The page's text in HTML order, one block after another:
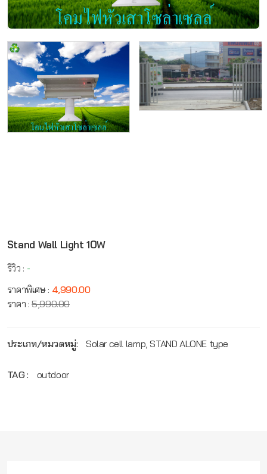
Stand Wall Light 10W
รีวิว : -
ราคาพิเศษ : 4,990.00
ราคา :5,990.00
ประเภท/หมวดหมู่: Solar cell lamp, STAND ALONE type
TAG : outdoor